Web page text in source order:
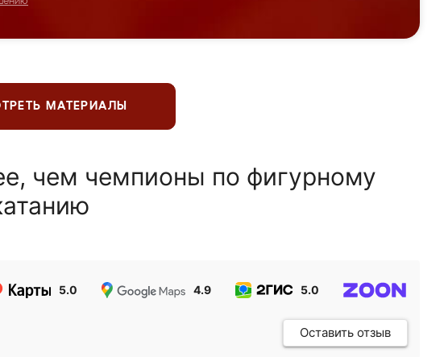
МАТЕРИАЛЫ
чем чемпионы по фигурному
5.0 4.9 5.0
Оставить отзыв